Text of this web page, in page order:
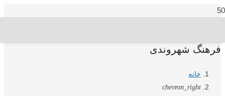
فرهنگ شهروندی
خانه
chevron_right